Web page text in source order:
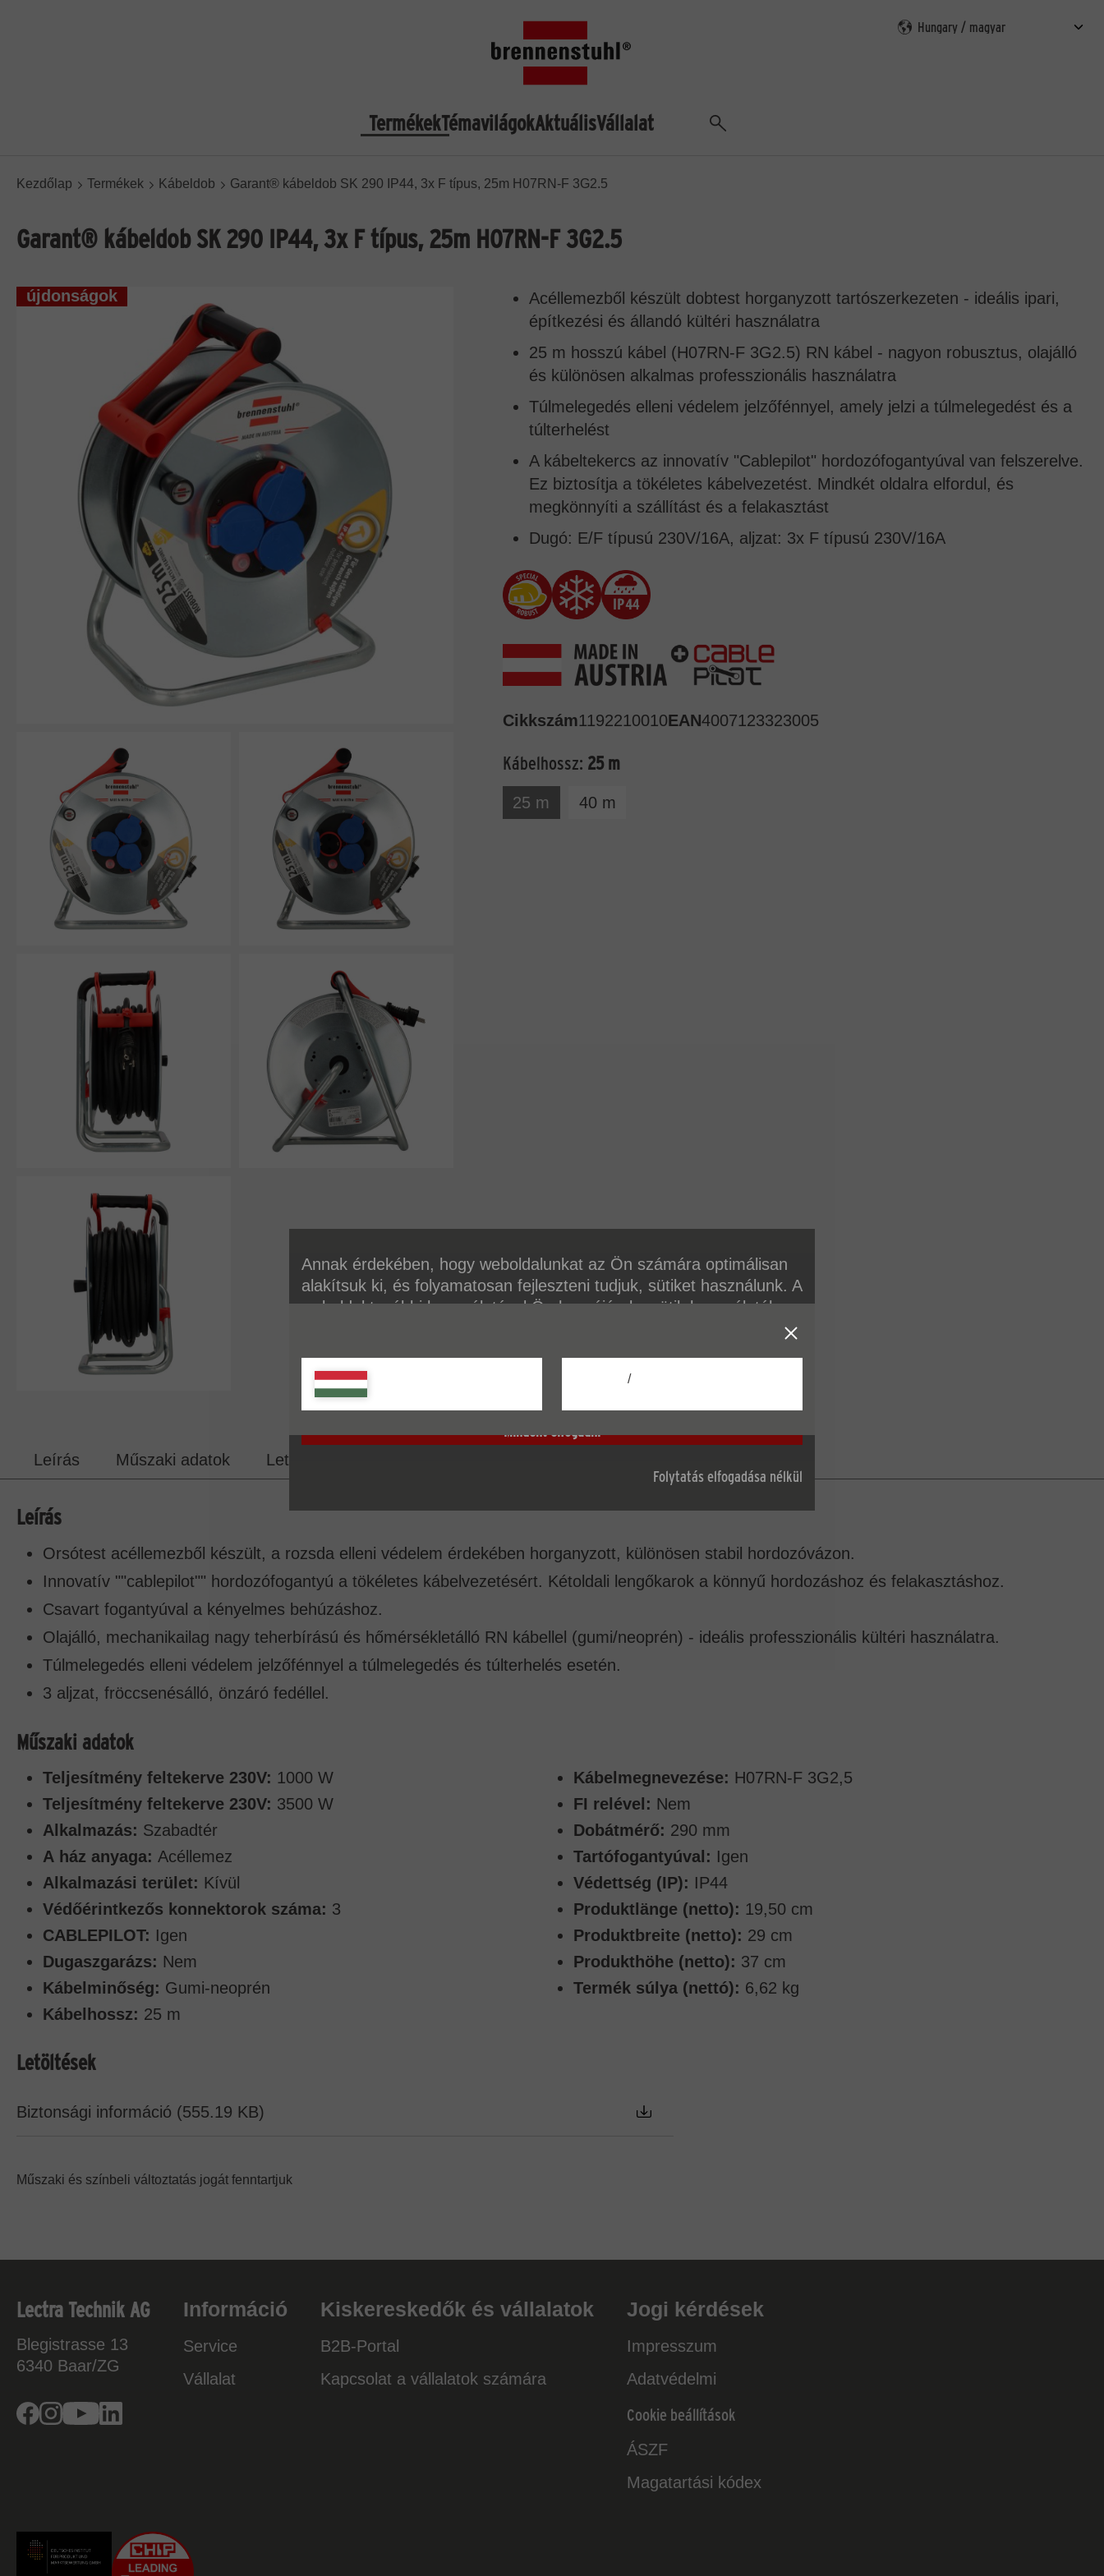
Annak érdekében, hogy weboldalunkat az Ön számára optimálisan
alakítsuk ki, és folyamatosan fejleszteni tudjuk, sütiket használunk. A
weboldal további használatával Ön hozzájárul a sütik használatához.
Mindent elfogadni
Folytatás elfogadása nélkül
/
TermékekTémavilágokAktuálisVállalat Keresés
Kezdőlap Termékek Kábeldob Garant® kábeldob SK 290 IP44, 3x F típus, 25m H07RN-F 3G2.5
Garant® kábeldob SK 290 IP44, 3x F típus, 25m H07RN-F 3G2.5
újdonságok
Acéllemezből készült dobtest horganyzott tartószerkezeten - ideális ipari,
építkezési és állandó kültéri használatra
25 m hosszú kábel (H07RN-F 3G2.5) RN kábel - nagyon robusztus, olajálló
és különösen alkalmas professzionális használatra
Túlmelegedés elleni védelem jelzőfénnyel, amely jelzi a túlmelegedést és a
túlterhelést
A kábeltekercs az innovatív "Cablepilot" hordozófogantyúval van felszerelve.
Ez biztosítja a tökéletes kábelvezetést. Mindkét oldalra elfordul, és
megkönnyíti a szállítást és a felakasztást
Dugó: E/F típusú 230V/16A, aljzat: 3x F típusú 230V/16A
Cikkszám1192210010EAN4007123323005
Kábelhossz: 25 m
25 m 40 m
Leírás Műszaki adatok Letöltések
Leírás
Orsótest acéllemezből készült, a rozsda elleni védelem érdekében horganyzott, különösen stabil hordozóvázon.
Innovatív ""cablepilot"" hordozófogantyú a tökéletes kábelvezetésért. Kétoldali lengőkarok a könnyű hordozáshoz és felakasztáshoz.
Csavart fogantyúval a kényelmes behúzáshoz.
Olajálló, mechanikailag nagy teherbírású és hőmérsékletálló RN kábellel (gumi/neoprén) - ideális professzionális kültéri használatra.
Túlmelegedés elleni védelem jelzőfénnyel a túlmelegedés és túlterhelés esetén.
3 aljzat, fröccsenésálló, önzáró fedéllel.
Műszaki adatok
Teljesítmény feltekerve 230V: 1000 W
Teljesítmény feltekerve 230V: 3500 W
Alkalmazás: Szabadtér
A ház anyaga: Acéllemez
Alkalmazási terület: Kívül
Védőérintkezős konnektorok száma: 3
CABLEPILOT: Igen
Dugaszgarázs: Nem
Kábelminőség: Gumi-neoprén
Kábelhossz: 25 m
Kábelmegnevezése: H07RN-F 3G2,5
FI relével: Nem
Dobátmérő: 290 mm
Tartófogantyúval: Igen
Védettség (IP): IP44
Produktlänge (netto): 19,50 cm
Produktbreite (netto): 29 cm
Produkthöhe (netto): 37 cm
Termék súlya (nettó): 6,62 kg
Letöltések
Biztonsági információ (555.19 KB)
Műszaki és színbeli változtatás jogát fenntartjuk
Lectra Technik AG
Blegistrasse 13
6340 Baar/ZG
Facebook
Instagram
Youtube
Információ
Service
Vállalat
Kiskereskedők és vállalatok
B2B-Portal
Kapcsolat a vállalatok számára
Jogi kérdések
Impresszum
Adatvédelmi
Cookie beállítások
ÁSZF
Magatartási kódex